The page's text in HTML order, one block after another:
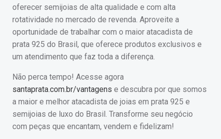
oferecer semijoias de alta qualidade e com alta
rotatividade no mercado de revenda. Aproveite a
oportunidade de trabalhar com o maior atacadista de
prata 925 do Brasil, que oferece produtos exclusivos e
um atendimento que faz toda a diferença.
Não perca tempo! Acesse agora
santaprata.com.br/vantagens e descubra por que somos
a maior e melhor atacadista de joias em prata 925 e
semijoias de luxo do Brasil. Transforme seu negócio
com peças que encantam, vendem e fidelizam!